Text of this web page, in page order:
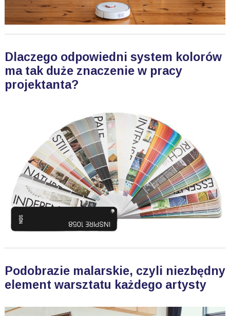
Dlaczego odpowiedni system kolorów
ma tak duże znaczenie w pracy
projektanta?
Podobrazie malarskie, czyli niezbędny
element warsztatu każdego artysty